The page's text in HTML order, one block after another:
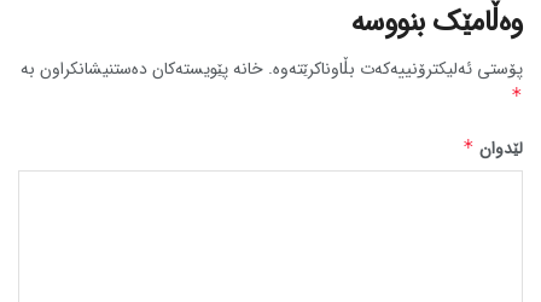
وەڵامێک بنووسە
پۆستی ئەلیکترۆنییەکەت بڵاوناکرێتەوە. خانە پێویستەکان دەستنیشانکراون بە
*
لێدوان *